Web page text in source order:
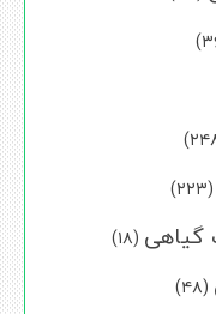
(۲۲۳)
گیاهی (۱۸)
(۴۸)